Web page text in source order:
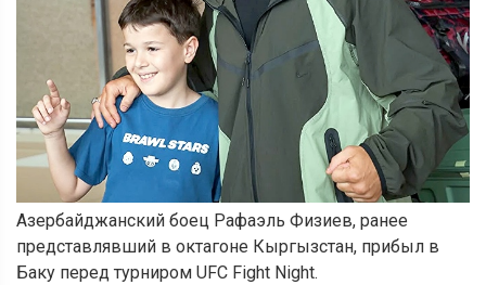
Азербайджанский боец Рафаэль Физиев, ранее
представлявший в октагоне Кыргызстан, прибыл в
Баку перед турниром UFC Fight Night.